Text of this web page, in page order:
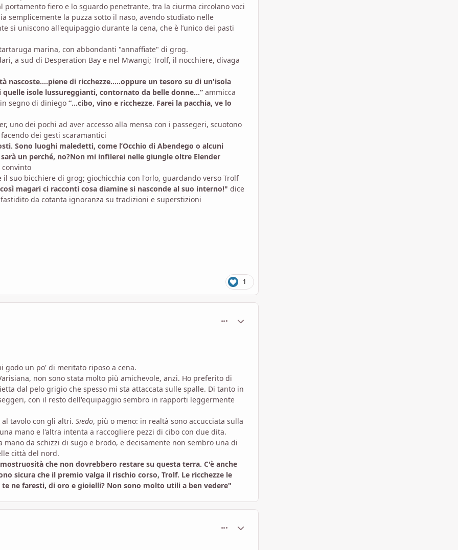
fiero e lo sguardo penetrante, tra la ciurma circolano voci
semplicemente la puzza sotto il naso, avendo studiato nelle
si uniscono all'equipaggio durante la cena, che è l’unico dei pasti
marina, con abbondanti "annaffiate" di grog.
a sud di Desperation Bay e nel Mwangi; Trolf, il nocchiere, divaga
di ricchezze.....oppure un tesoro su di un'isola
isole lussureggianti, contornato da belle donne...” ammicca
segno di diniego “...cibo, vino e ricchezze. Farei la pacchia, ve lo
uno dei pochi ad aver accesso alla mensa con i passegeri, scuotono
dei gesti scaramantici
Sono luoghi maledetti, come l’Occhio di Abendego o alcuni
un perché, no?Non mi infilerei nelle giungle oltre Elender
convinto
suo bicchiere di grog; giochicchia con l'orlo, guardando verso Trolf
magari ci racconti cosa diamine si nasconde al suo interno!" dice
da cotanta ignoranza su tradizioni e superstizioni
1
godo un po' di meritato riposo a cena.
non sono stata molto più amichevole, anzi. Ho preferito di
dal pelo grigio che spesso mi sta attaccata sulle spalle. Di tanto in
con il resto dell'equipaggio sembro in rapporti leggermente
tavolo con gli altri. Siedo, più o meno: in realtà sono accucciata sulla
mano e l'altra intenta a raccogliere pezzi di cibo con due dita.
da schizzi di sugo e brodo, e decisamente non sembro una di
città del nord.
che non dovrebbero restare su questa terra. C'è anche
sicura che il premio valga il rischio corso, Trolf. Le ricchezze le
ne faresti, di oro e gioielli? Non sono molto utili a ben vedere"